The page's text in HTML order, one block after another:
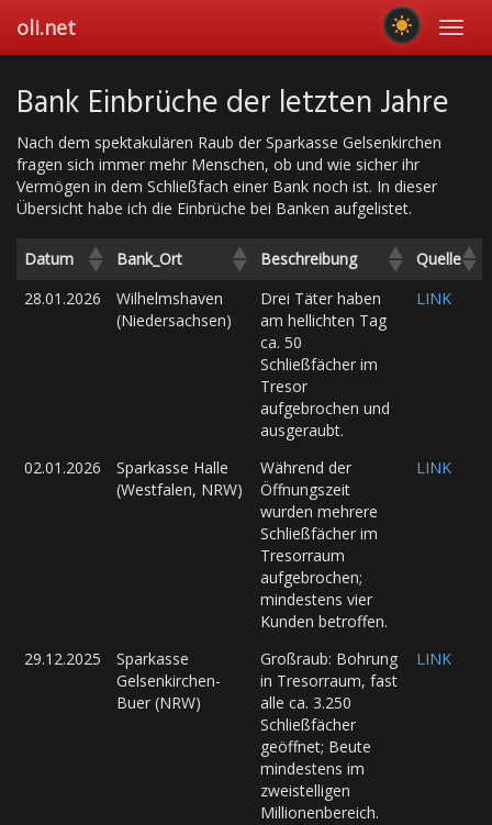
main
oli.net
Bank Einbrüche der letzten Jahre
Nach dem spektakulären Raub der Sparkasse Gelsenkirchen
fragen sich immer mehr Menschen, ob und wie sicher ihr
Vermögen in dem Schließfach einer Bank noch ist. In dieser
Übersicht habe ich die Einbrüche bei Banken aufgelistet.
Datum Bank_Ort Beschreibung
Quelle
28.01.2026
Wilhelmshaven
(Niedersachsen)
Drei Täter haben
am hellichten Tag
ca. 50
Schließfächer im
Tresor
aufgebrochen und
ausgeraubt.
LINK
02.01.2026
Sparkasse Halle
(Westfalen, NRW)
Während der
Öffnungszeit
wurden mehrere
Schließfächer im
Tresorraum
aufgebrochen;
mindestens vier
Kunden betroffen.
LINK
29.12.2025
Sparkasse
Gelsenkirchen-
Buer (NRW)
Großraub: Bohrung
in Tresorraum, fast
alle ca. 3.250
Schließfächer
geöffnet; Beute
mindestens im
zweistelligen
Millionenbereich.
LINK